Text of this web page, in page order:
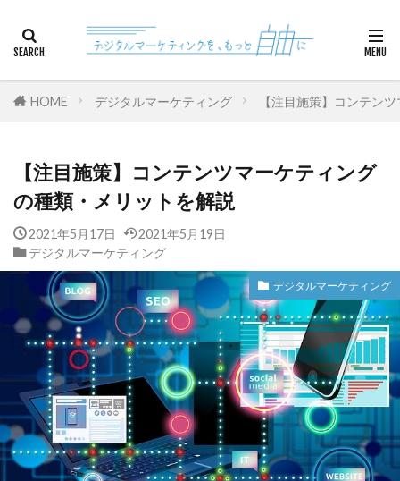
HOME デジタルマーケティング 【注目施策】コンテン
【注目施策】コンテンツマーケティング
の種類・メリットを解説
2021年5月17日
2021年5月19日
デジタルマーケティング
デジタルマーケティング